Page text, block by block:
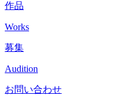
作品
Works
募集
Audition
お問い合わせ